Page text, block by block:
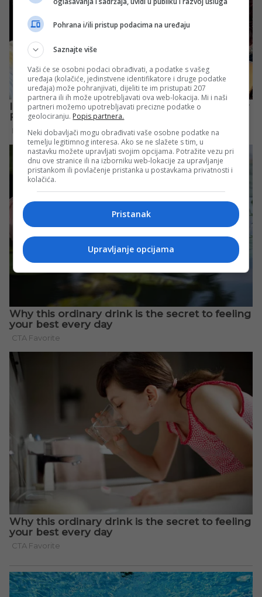
Pohrana i/ili pristup podacima na uređaju
Saznajte više
Vaši će se osobni podaci obrađivati, a podatke s vašeg
uređaja (kolačiće, jedinstvene identifikatore i druge podatke
uređaja) može pohranjivati, dijeliti te im pristupati 207
partnera ili ih može upotrebljavati ova web-lokacija. Mi i naši
partneri možemo upotrebljavati precizne podatke o
geolociranju. Popis partnera.
Neki dobavljači mogu obrađivati vaše osobne podatke na
temelju legitimnog interesa. Ako se ne slažete s tim, u
nastavku možete upravljati svojim opcijama. Potražite vezu pri
dnu ove stranice ili na izborniku web-lokacije za upravljanje
pristankom ili povlačenje pristanka u postavkama privatnosti i
kolačića.
Pristanak
Upravljanje opcijama